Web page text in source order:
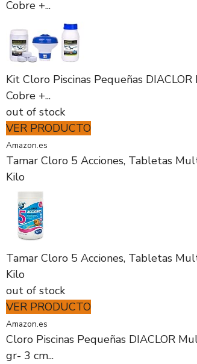
Cobre +...
Kit Cloro Piscinas Pequeñas
Cobre +...
out of stock
VER PRODUCTO
Amazon.es
Tamar Cloro 5 Acciones, Tabletas
Kilo
Tamar Cloro 5 Acciones, Tabletas
Kilo
out of stock
VER PRODUCTO
Amazon.es
Cloro Piscinas Pequeñas DIACLOR
gr- 3 cm...